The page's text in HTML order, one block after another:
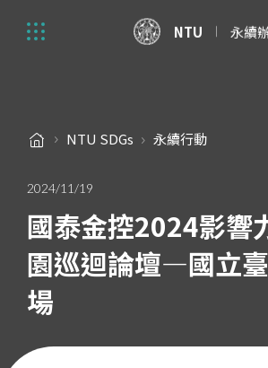
NTU 永續
NTU SDGs 永續行動
2024/11/19
國泰金控2024影響
園巡迴論壇—國立
場